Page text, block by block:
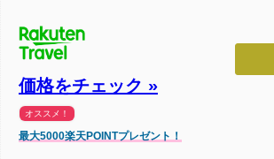
価格をチェック »
オススメ！
最大5000楽天POINTプレゼント！